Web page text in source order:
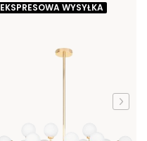
EKSPRESOWA WYSYŁKA